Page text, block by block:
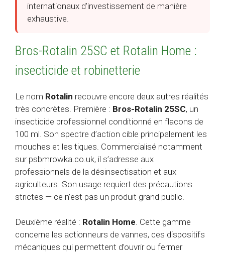
internationaux d’investissement de manière
exhaustive.
Bros-Rotalin 25SC et Rotalin Home :
insecticide et robinetterie
Le nom Rotalin recouvre encore deux autres réalités
très concrètes. Première : Bros-Rotalin 25SC, un
insecticide professionnel conditionné en flacons de
100 ml. Son spectre d’action cible principalement les
mouches et les tiques. Commercialisé notamment
sur psbmrowka.co.uk, il s’adresse aux
professionnels de la désinsectisation et aux
agriculteurs. Son usage requiert des précautions
strictes — ce n’est pas un produit grand public.
Deuxième réalité : Rotalin Home. Cette gamme
concerne les actionneurs de vannes, ces dispositifs
mécaniques qui permettent d’ouvrir ou fermer